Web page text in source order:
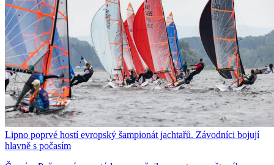
Lipno poprvé hostí evropský šampionát jachtařů. Závodníci bojují
hlavně s počasím